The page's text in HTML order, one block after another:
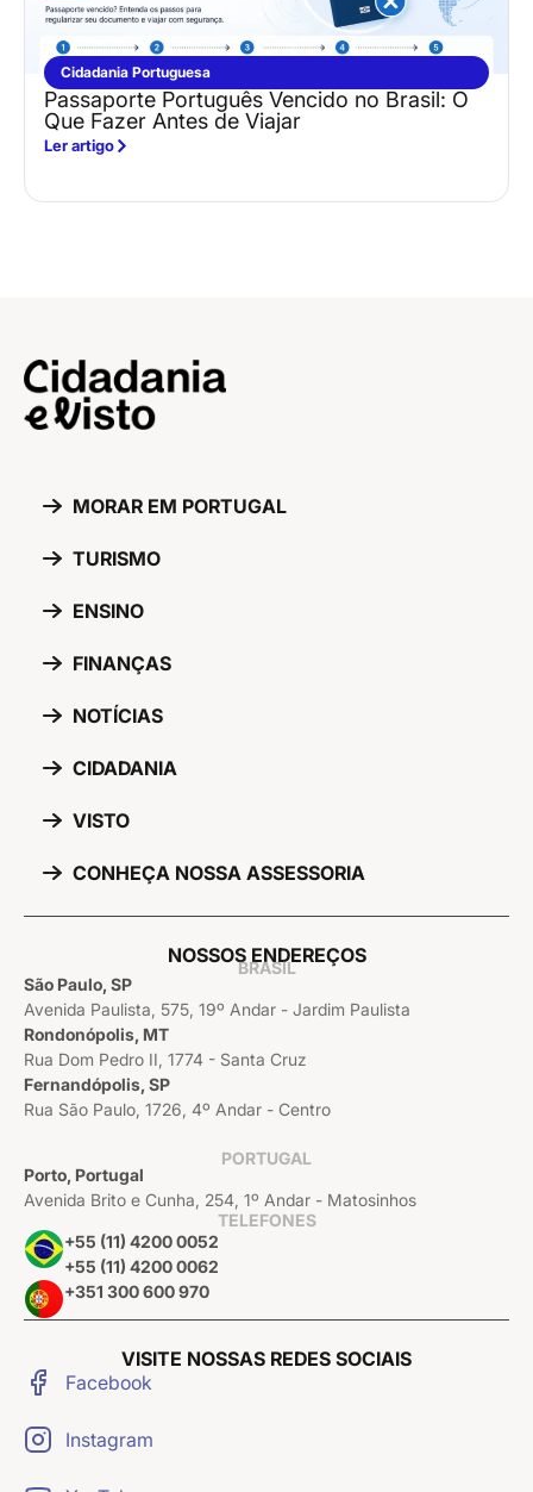
Cidadania Portuguesa
Passaporte Português Vencido no Brasil: O
Que Fazer Antes de Viajar
Ler artigo
MORAR EM PORTUGAL
TURISMO
ENSINO
FINANÇAS
NOTÍCIAS
CIDADANIA
VISTO
CONHEÇA NOSSA ASSESSORIA
NOSSOS ENDEREÇOS
BRASIL
São Paulo, SP
Avenida Paulista, 575, 19º Andar - Jardim Paulista
Rondonópolis, MT
Rua Dom Pedro II, 1774 - Santa Cruz
Fernandópolis, SP
Rua São Paulo, 1726, 4º Andar - Centro
PORTUGAL
Porto, Portugal
Avenida Brito e Cunha, 254, 1º Andar - Matosinhos
TELEFONES
+55 (11) 4200 0052
+55 (11) 4200 0062
+351 300 600 970
VISITE NOSSAS REDES SOCIAIS
Facebook
Instagram